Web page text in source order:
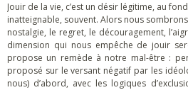
Jouir de la vie, c’est un désir légitime, au
inatteignable, souvent. Alors nous
nostalgie, le regret, le découragement,
dimension qui nous empêche de jouir
propose un remède à notre mal-être :
proposé sur le versant négatif par les
nous) d’abord, avec les logiques